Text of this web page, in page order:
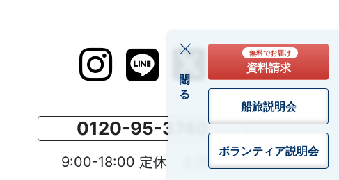
閉じる
無料でお届け
資料請求
船旅説明会
ボランティア説明会
0120-95-3740
9:00-18:00 定休：土日祝